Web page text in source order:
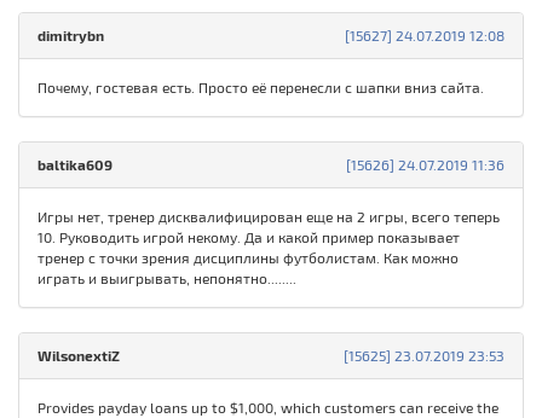
[15627] 24.07.2019 12:08
dimitrybn
Почему, гостевая есть. Просто её перенесли с шапки вниз сайта.
[15626] 24.07.2019 11:36
baltika609
Игры нет, тренер дисквалифицирован еще на 2 игры, всего теперь
10. Руководить игрой некому. Да и какой пример показывает
тренер с точки зрения дисциплины футболистам. Как можно
играть и выигрывать, непонятно........
[15625] 23.07.2019 23:53
WilsonextiZ
Provides payday loans up to $1,000, which customers can receive the